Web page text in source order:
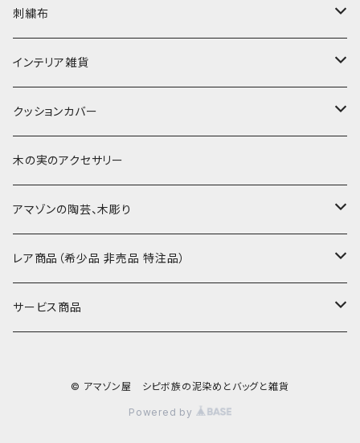
〜180cm
80-90-
-70-
小型布 コースター・カフェマット・ポットマット
小型マット（正方形）
小型マット（長方形）
細長布 ロング テーブルランナー
草木染めと泥染め
帆布の泥染め
ポシェット・ポーチ・巾着
ポシェット・ショルダー
ポーチ・丸ポーチ・クラッチバッグ
パッチワーク
その他
ブックカバー
刺繍布
大判刺繍腰巻
大判泥染め刺繍
小型・中型刺繍雑貨
インテリア雑貨
額装・木枠・パネル
テーブルコーディネート
コースター
カフェマット
ティッシュケースカバー
クッションカバー
小さめ 35cmより
40〜43cm
45cmx45cm
大きめ 50cmx50cm
木の実のアクセサリー
アマゾンの陶芸、木彫り
素焼きの器、動物たち
木彫りのアルマジロ、動物たち
レア商品（希少品 非売品 特注品）
泥染め布途中図
サービス商品
© アマゾン屋 シピボ族の泥染めとバッグと雑貨
Powered by